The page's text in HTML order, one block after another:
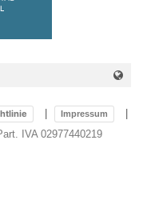
Impressum
IVA 02977440219